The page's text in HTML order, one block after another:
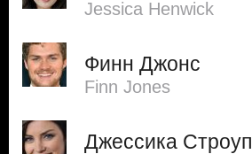
Jessica Henwick
Финн Джонс
Finn Jones
Джессика Строуп